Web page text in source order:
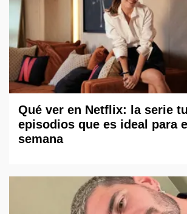
Qué ver en Netflix: la serie
episodios que es ideal para
semana